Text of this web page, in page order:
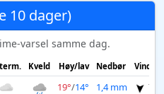
10 dager)
varsel samme dag.
Kveld Høy/lav Nedbør Vind
19°/14° 1,4 mm
7